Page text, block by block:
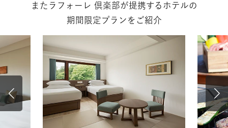
またラフォーレ 倶楽部が提携するホテルの
期間限定プランをご紹介